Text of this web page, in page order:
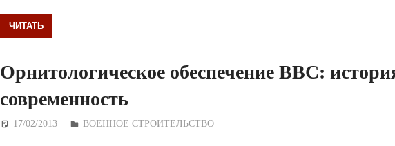
ЧИТАТЬ
Орнитологическое обеспечение ВВС:
современность
17/02/2013 Дежурный по Редакции
ВОЕННОЕ СТРОИТЕЛЬСТВО